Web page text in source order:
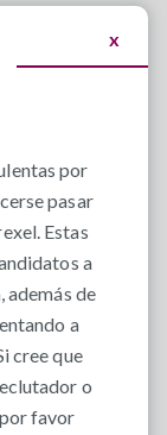
x
por
pasar
Estas
a
además de
a
cree que
o
favor